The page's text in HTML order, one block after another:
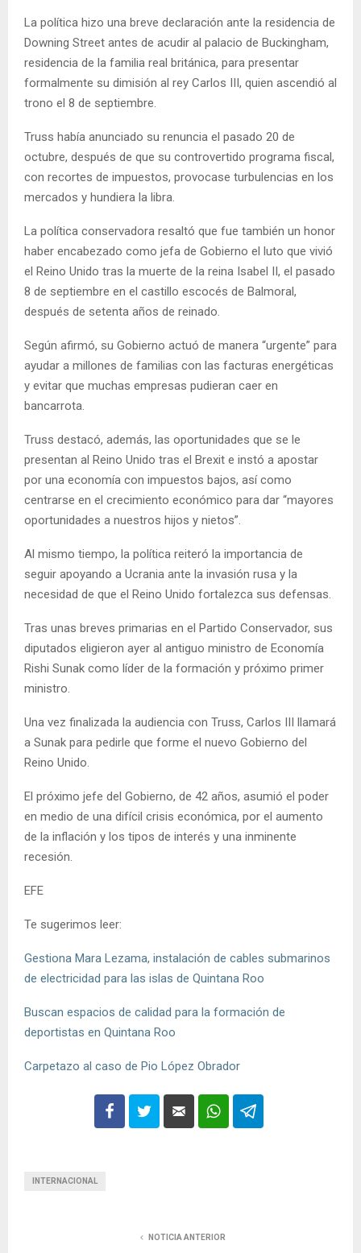
La política hizo una breve declaración ante la residencia de
Downing Street antes de acudir al palacio de Buckingham,
residencia de la familia real británica, para presentar
formalmente su dimisión al rey Carlos III, quien ascendió al
trono el 8 de septiembre.
Truss había anunciado su renuncia el pasado 20 de
octubre, después de que su controvertido programa fiscal,
con recortes de impuestos, provocase turbulencias en los
mercados y hundiera la libra.
La política conservadora resaltó que fue también un honor
haber encabezado como jefa de Gobierno el luto que vivió
el Reino Unido tras la muerte de la reina Isabel II, el pasado
8 de septiembre en el castillo escocés de Balmoral,
después de setenta años de reinado.
Según afirmó, su Gobierno actuó de manera “urgente” para
ayudar a millones de familias con las facturas energéticas
y evitar que muchas empresas pudieran caer en
bancarrota.
Truss destacó, además, las oportunidades que se le
presentan al Reino Unido tras el Brexit e instó a apostar
por una economía con impuestos bajos, así como
centrarse en el crecimiento económico para dar “mayores
oportunidades a nuestros hijos y nietos”.
Al mismo tiempo, la política reiteró la importancia de
seguir apoyando a Ucrania ante la invasión rusa y la
necesidad de que el Reino Unido fortalezca sus defensas.
Tras unas breves primarias en el Partido Conservador, sus
diputados eligieron ayer al antiguo ministro de Economía
Rishi Sunak como líder de la formación y próximo primer
ministro.
Una vez finalizada la audiencia con Truss, Carlos III llamará
a Sunak para pedirle que forme el nuevo Gobierno del
Reino Unido.
El próximo jefe del Gobierno, de 42 años, asumió el poder
en medio de una difícil crisis económica, por el aumento
de la inflación y los tipos de interés y una inminente
recesión.
EFE
Te sugerimos leer:
Gestiona Mara Lezama, instalación de cables submarinos
de electricidad para las islas de Quintana Roo
Buscan espacios de calidad para la formación de
deportistas en Quintana Roo
Carpetazo al caso de Pio López Obrador
INTERNACIONAL
NOTICIA ANTERIOR